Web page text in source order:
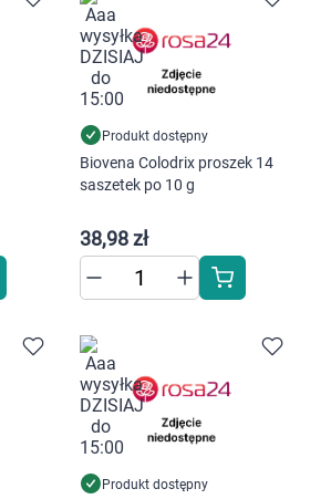
Produkt dostępny
Biovena Colodrix proszek 14
saszetek po 10 g
38,98 zł
Produkt dostępny